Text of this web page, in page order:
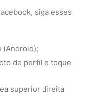
siga esses
(Android);
de perfil e toque
superior direita